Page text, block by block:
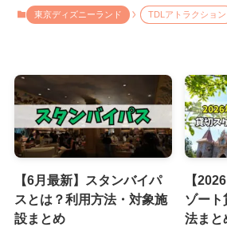
東京ディズニーランド TDLアトラクション
【6月最新】スタンバイパ
スとは？利用方法・対象施
設まとめ
【
ゾート
法まと